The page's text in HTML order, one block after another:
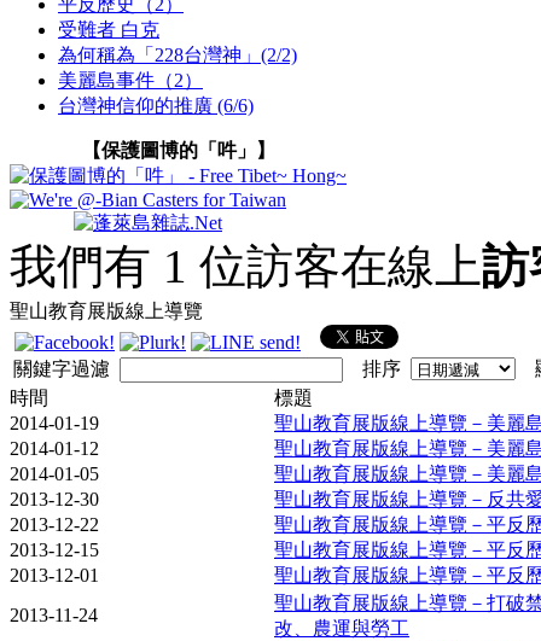
平反歷史（2）
受難者 白克
為何稱為「228台灣神」(2/2)
美麗島事件（2）
台灣神信仰的推廣 (6/6)
【保護圖博的「吽」】
我們有 1 位訪客在線上訪
聖山教育展版線上導覽
關鍵字過濾 排序
時間
標題
2014-01-19
聖山教育展版線上導覽－美麗
2014-01-12
聖山教育展版線上導覽－美麗
2014-01-05
聖山教育展版線上導覽－美麗
2013-12-30
聖山教育展版線上導覽－反共
2013-12-22
聖山教育展版線上導覽－平反
2013-12-15
聖山教育展版線上導覽－平反
2013-12-01
聖山教育展版線上導覽－平反
2013-11-24
聖山教育展版線上導覽－打破
改、農運與勞工